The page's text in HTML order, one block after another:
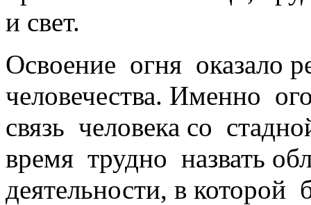
и свет.
Освоение огня оказало
человечества. Именно
связь человека со
время трудно назвать
деятельности, в которой